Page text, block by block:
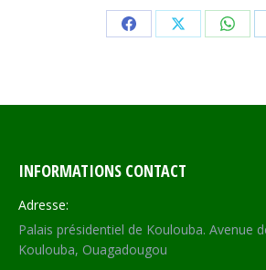
Share Share Share
INFORMATIONS CONTACT
Adresse:
Palais présidentiel de Koulouba. Avenue
Koulouba, Ouagadougou